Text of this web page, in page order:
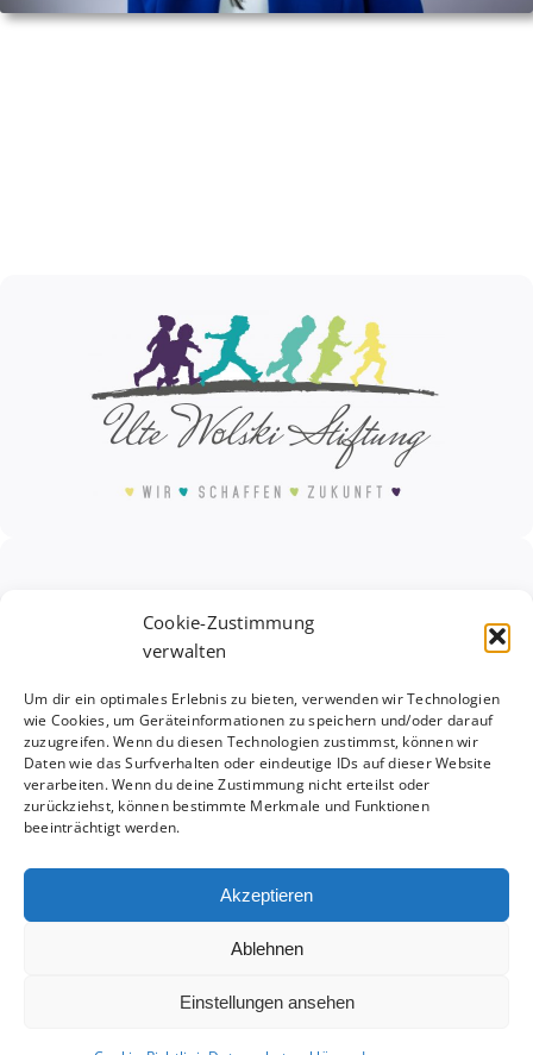
Cookie-Zustimmung
verwalten
Um dir ein optimales Erlebnis zu bieten, verwenden wir Technologien
wie Cookies, um Geräteinformationen zu speichern und/oder darauf
zuzugreifen. Wenn du diesen Technologien zustimmst, können wir
Daten wie das Surfverhalten oder eindeutige IDs auf dieser Website
verarbeiten. Wenn du deine Zustimmung nicht erteilst oder
zurückziehst, können bestimmte Merkmale und Funktionen
beeinträchtigt werden.
Akzeptieren
Ablehnen
Einstellungen ansehen
Toggle
Stiftungszweck
Impressum·Datenschutzerklärung·
Cookierichtlinien (EU)